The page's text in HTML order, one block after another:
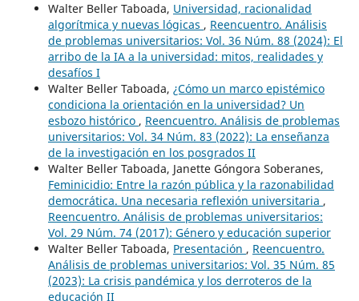
Walter Beller Taboada, Universidad, racionalidad
algorítmica y nuevas lógicas , Reencuentro. Análisis
de problemas universitarios: Vol. 36 Núm. 88 (2024): El
arribo de la IA a la universidad: mitos, realidades y
desafíos I
Walter Beller Taboada, ¿Cómo un marco epistémico
condiciona la orientación en la universidad? Un
esbozo histórico , Reencuentro. Análisis de problemas
universitarios: Vol. 34 Núm. 83 (2022): La enseñanza
de la investigación en los posgrados II
Walter Beller Taboada, Janette Góngora Soberanes,
Feminicidio: Entre la razón pública y la razonabilidad
democrática. Una necesaria reflexión universitaria ,
Reencuentro. Análisis de problemas universitarios:
Vol. 29 Núm. 74 (2017): Género y educación superior
Walter Beller Taboada, Presentación , Reencuentro.
Análisis de problemas universitarios: Vol. 35 Núm. 85
(2023): La crisis pandémica y los derroteros de la
educación II